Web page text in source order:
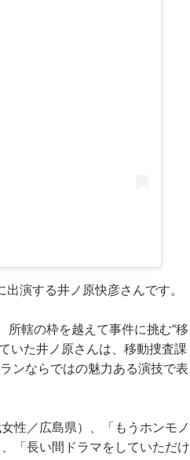
演する井ノ原快彦さんです。
轄の枠を越えて事件に挑む“移
いた井ノ原さんは、移動捜査課
ンならではの魅力ある演技で表
性／広島県）、「もうホンモノ
「長い間ドラマをしていただけ